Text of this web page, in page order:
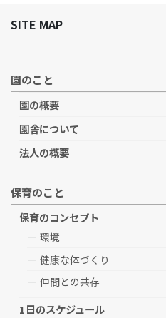
SITE MAP
園のこと
園の概要
園舎について
法人の概要
保育のこと
保育のコンセプト
環境
健康な体づくり
仲間との共存
1日のスケジュール